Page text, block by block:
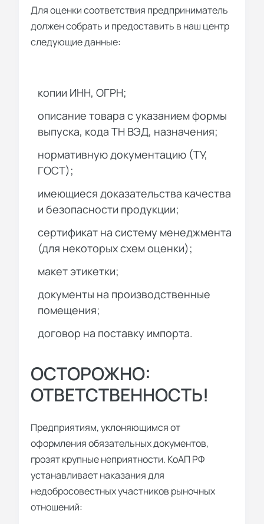
Для оценки соответствия предприниматель
должен собрать и предоставить в наш центр
следующие данные:
копии ИНН, ОГРН;
описание товара с указанием формы
выпуска, кода ТН ВЭД, назначения;
нормативную документацию (ТУ,
ГОСТ);
имеющиеся доказательства качества
и безопасности продукции;
сертификат на систему менеджмента
(для некоторых схем оценки);
макет этикетки;
документы на производственные
помещения;
договор на поставку импорта.
ОСТОРОЖНО:
ОТВЕТСТВЕННОСТЬ!
Предприятиям, уклоняющимся от
оформления обязательных документов,
грозят крупные неприятности. КоАП РФ
устанавливает наказания для
недобросовестных участников рыночных
отношений: